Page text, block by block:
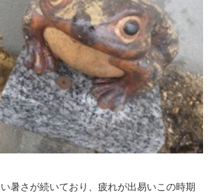
暑さが続いており、疲れが出易いこの時期